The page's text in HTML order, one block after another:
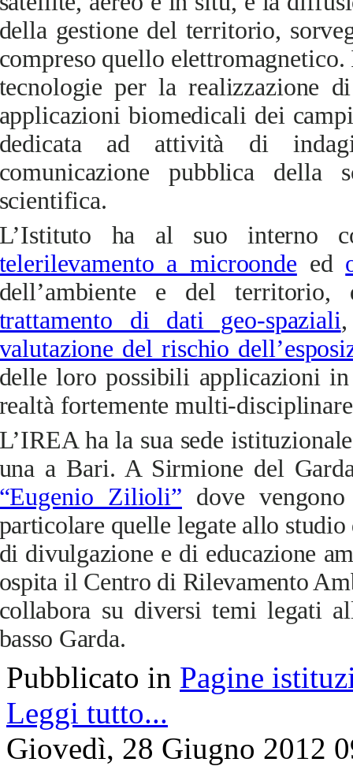
gestione del territorio,
quello
per la realizzazione
biomedicali dei
ad attività di
pubblica
ha al suo interno
a microonde ed
e del
di dati geo-spaziali
del rischio
loro possibili applicazioni
fortemente multi-
ha la sua sede
a Bari. A Sirmione del
Zilioli” dove
quelle legate allo
divulgazione e di educazione
il Centro di Rilevamento
su diversi temi legati
Garda.
Pubblicato in Pagine
Leggi tutto...
Giovedì, 28 Giugno 2012